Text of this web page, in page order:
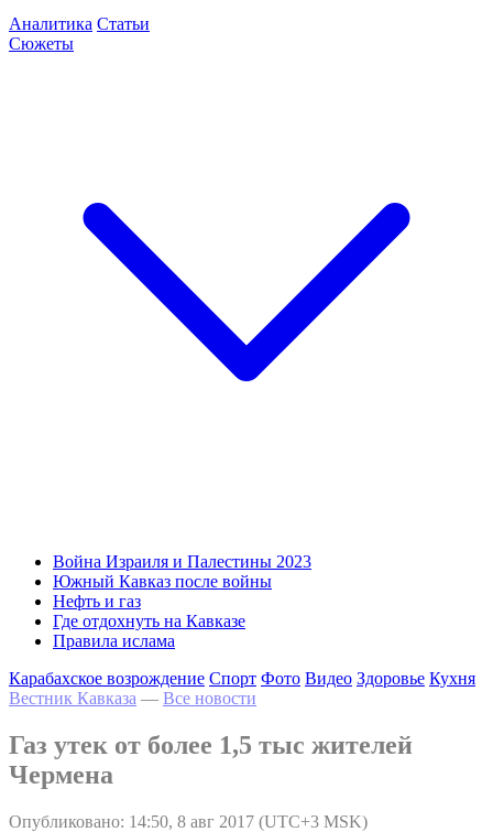
Аналитика Статьи
Сюжеты
Война Израиля и Палестины 2023
Южный Кавказ после войны
Нефть и газ
Где отдохнуть на Кавказе
Правила ислама
Карабахское возрождение Спорт Фото Видео Здоровье Кухня
Вестник Кавказа — Все новости
Газ утек от более 1,5 тыс жителей
Чермена
Опубликовано: 14:50, 8 авг 2017 (UTC+3 MSK)